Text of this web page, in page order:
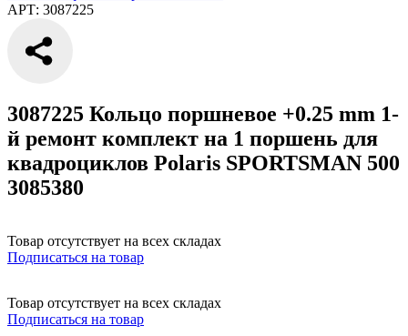
АРТ: 3087225
3087225 Кольцо поршневое +0.25 mm 1-
й ремонт комплект на 1 поршень для
квадроциклов Polaris SPORTSMAN 500
3085380
Товар отсутствует на всех складах
Подписаться на товар
Товар отсутствует на всех складах
Подписаться на товар